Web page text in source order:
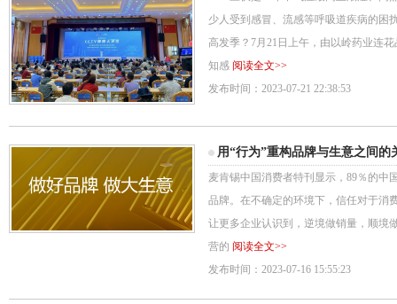
少人受到感冒、流感等呼吸道疾病的困
高发季？7月21日上午，由以岭药业连
知感 阅读全文>>
发布时间：2023-07-21 22:38:53
用“行为”重构品牌与生意之间
麦肯锡中国消费者特刊显示，89％的中
品牌。在不确定的环境下，信任对于消
让更多企业认识到，逆境做销量，顺境
营的 阅读全文>>
发布时间：2023-07-16 15:55:23